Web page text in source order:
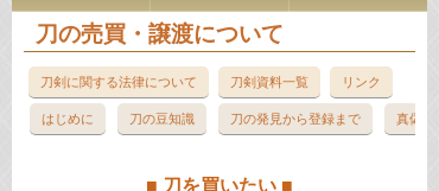
刀の売買・譲渡について
刀剣に関する法律について 刀剣資料一覧 リンク
はじめに 刀の豆知識 刀の発見から登録まで 真偽と
■ 刀を買いたい ■